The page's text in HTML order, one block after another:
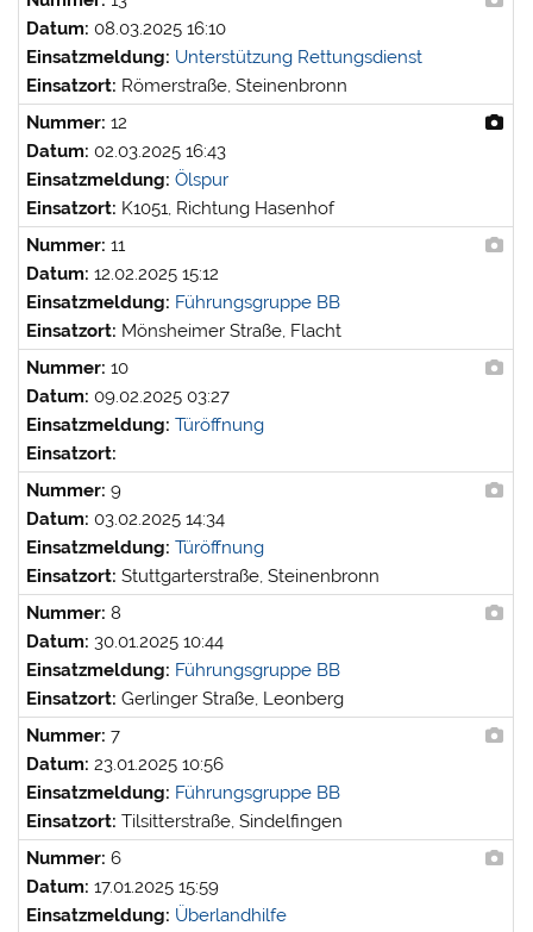
Datum: 08.03.2025 16:10
Einsatzmeldung: Unterstützung Rettungsdienst
Einsatzort: Römerstraße, Steinenbronn
Nummer: 12
Datum: 02.03.2025 16:43
Einsatzmeldung: Ölspur
Einsatzort: K1051, Richtung Hasenhof
Nummer: 11
Datum: 12.02.2025 15:12
Einsatzmeldung: Führungsgruppe BB
Einsatzort: Mönsheimer Straße, Flacht
Nummer: 10
Datum: 09.02.2025 03:27
Einsatzmeldung: Türöffnung
Einsatzort:
Nummer: 9
Datum: 03.02.2025 14:34
Einsatzmeldung: Türöffnung
Einsatzort: Stuttgarterstraße, Steinenbronn
Nummer: 8
Datum: 30.01.2025 10:44
Einsatzmeldung: Führungsgruppe BB
Einsatzort: Gerlinger Straße, Leonberg
Nummer: 7
Datum: 23.01.2025 10:56
Einsatzmeldung: Führungsgruppe BB
Einsatzort: Tilsitterstraße, Sindelfingen
Nummer: 6
Datum: 17.01.2025 15:59
Einsatzmeldung: Überlandhilfe